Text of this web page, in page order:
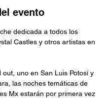
evento
dedicada a todos los
Castles y otros artistas en
out, uno en San Luis Potosí y
las noches temáticas de
Mx estarán por primera vez